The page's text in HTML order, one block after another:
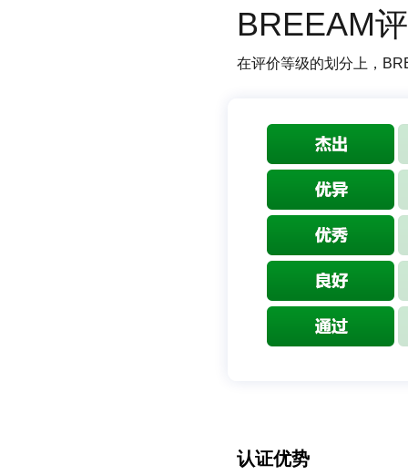
BREEAM
在评价等级的划分上，
认证优势